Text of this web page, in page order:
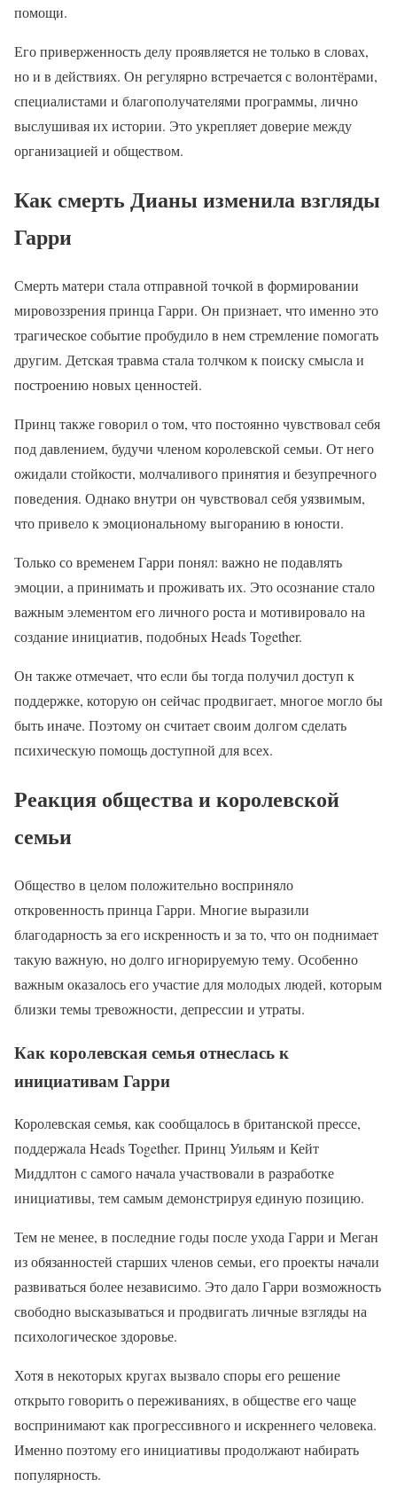
помощи.
Его приверженность делу проявляется не только в словах,
но и в действиях. Он регулярно встречается с волонтёрами,
специалистами и благополучателями программы, лично
выслушивая их истории. Это укрепляет доверие между
организацией и обществом.
Как смерть Дианы изменила взгляды
Гарри
Смерть матери стала отправной точкой в формировании
мировоззрения принца Гарри. Он признает, что именно это
трагическое событие пробудило в нем стремление помогать
другим. Детская травма стала толчком к поиску смысла и
построению новых ценностей.
Принц также говорил о том, что постоянно чувствовал себя
под давлением, будучи членом королевской семьи. От него
ожидали стойкости, молчаливого принятия и безупречного
поведения. Однако внутри он чувствовал себя уязвимым,
что привело к эмоциональному выгоранию в юности.
Только со временем Гарри понял: важно не подавлять
эмоции, а принимать и проживать их. Это осознание стало
важным элементом его личного роста и мотивировало на
создание инициатив, подобных Heads Together.
Он также отмечает, что если бы тогда получил доступ к
поддержке, которую он сейчас продвигает, многое могло бы
быть иначе. Поэтому он считает своим долгом сделать
психическую помощь доступной для всех.
Реакция общества и королевской
семьи
Общество в целом положительно восприняло
откровенность принца Гарри. Многие выразили
благодарность за его искренность и за то, что он поднимает
такую важную, но долго игнорируемую тему. Особенно
важным оказалось его участие для молодых людей, которым
близки темы тревожности, депрессии и утраты.
Как королевская семья отнеслась к
инициативам Гарри
Королевская семья, как сообщалось в британской прессе,
поддержала Heads Together. Принц Уильям и Кейт
Миддлтон с самого начала участвовали в разработке
инициативы, тем самым демонстрируя единую позицию.
Тем не менее, в последние годы после ухода Гарри и Меган
из обязанностей старших членов семьи, его проекты начали
развиваться более независимо. Это дало Гарри возможность
свободно высказываться и продвигать личные взгляды на
психологическое здоровье.
Хотя в некоторых кругах вызвало споры его решение
открыто говорить о переживаниях, в обществе его чаще
воспринимают как прогрессивного и искреннего человека.
Именно поэтому его инициативы продолжают набирать
популярность.